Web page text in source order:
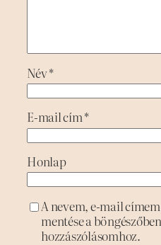
Név*
E-mail cím*
Honlap
A nevem, e-mail
mentése a
hozzászólásomhoz.